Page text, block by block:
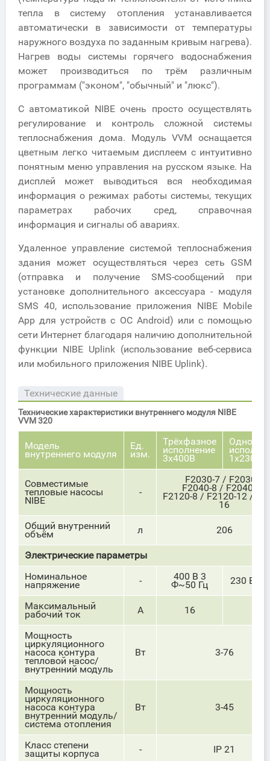
тепла в систему отопления устанавливается
автоматически в зависимости от температуры
наружного воздуха по заданным кривым нагрева).
Нагрев воды системы горячего водоснабжения
может производиться по трём различным
программам ("эконом", "обычный" и "люкс").
С автоматикой NIBE очень просто осуществлять
регулирование и контроль сложной системы
теплоснабжения дома. Модуль VVM оснащается
цветным легко читаемым дисплеем с интуитивно
понятным меню управления на русском языке. На
дисплей может выводиться вся необходимая
информация о режимах работы системы, текущих
параметрах рабочих сред, справочная
информация и сигналы об авариях.
Удаленное управление системой теплоснабжения
здания может осуществляться через сеть GSM
(отправка и получение SMS-сообщений при
установке дополнительного аксессуара - модуля
SMS 40, использование приложения NIBE Mobile
App для устройств с ОС Android) или с помощью
сети Интернет благодаря наличию дополнительной
функции NIBE Uplink (использование веб-сервиса
или мобильного приложения NIBE Uplink).
Технические данные
Технические характеристики внутреннего модуля NIBE
VVM 320
Модель
внутреннего модуля
Ед.
изм.
Трёхфазное
исполнение
3х400В 1х230В
Совместимые
тепловые насосы
NIBE
-
F2030-7 / F2030-9
F2040-8 / F2040-12
F2120-8 / F2120-12 /
16
Общий внутренний
объём л 206
Электрические параметры
Номинальное
напряжение - 400 В 3
Ф~50 Гц 230
Максимальный
рабочий ток А 16
Мощность
циркуляционного
насоса контура
тепловой насос/
внутренний модуль
Вт 3-76
Мощность
циркуляционного
насоса контура
внутренний модуль/
система отопления
Вт 3-45
Класс степени
защиты корпуса - IP 21